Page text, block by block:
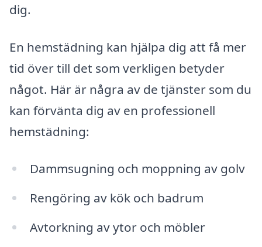
dig.
En hemstädning kan hjälpa dig att få mer
tid över till det som verkligen betyder
något. Här är några av de tjänster som du
kan förvänta dig av en professionell
hemstädning:
Dammsugning och moppning av golv
Rengöring av kök och badrum
Avtorkning av ytor och möbler